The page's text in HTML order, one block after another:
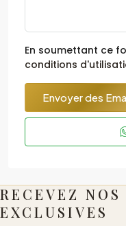
En soumettant ce
conditions
Envoyer des
RECEVEZ NOS
EXCLUSIVES